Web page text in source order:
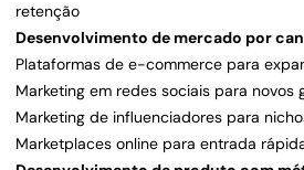
retenção
Desenvolvimento de mercado por
Plataformas de e-commerce para
Marketing em redes sociais para novos
Marketing de influenciadores para
Marketplaces online para entrada